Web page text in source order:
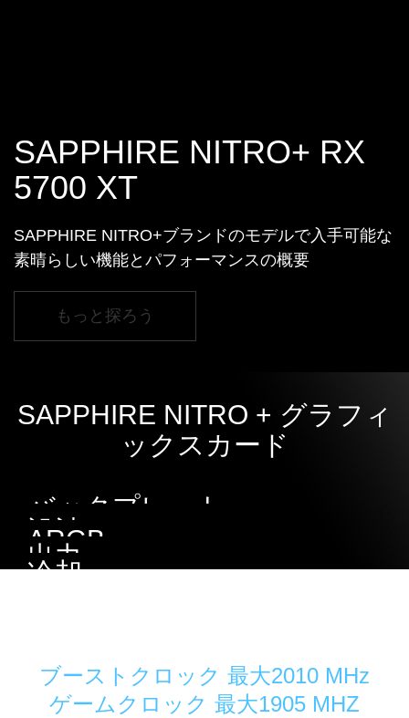
SAPPHIRE NITRO+ RX
5700 XT
SAPPHIRE NITRO+ブランドのモデルで入手可能な
素晴らしい機能とパフォーマンスの概要
もっと探ろう
SAPPHIRE NITRO + グラフィ
ックスカード
バックプレート
設計
ARGB
出力
冷却
ブーストクロック 最大2010 MHz
ゲームクロック 最大1905 MHZ